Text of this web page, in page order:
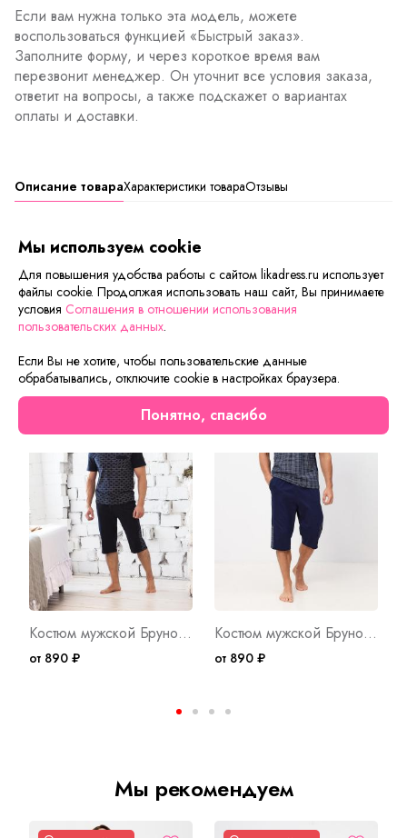
Если вам нужна только эта модель, можете
воспользоваться функцией «Быстрый заказ».
Заполните форму, и через короткое время вам
перезвонит менеджер. Он уточнит все условия заказа,
ответит на вопросы, а также подскажет о вариантах
оплаты и доставки.
Описание товараХарактеристики товараОтзывы
Пошив фирмой SARLI по заказу компанииLikadress.
Сейчас на сайте смотрят
Осталось мало
Костюм мужской Бруно Т Арт. 9223
от 890 ₽
Осталось мало
Костюм мужской Бруно С Арт. 9225
от 890 ₽
Мы рекомендуем
Мы используем cookie
Для повышения удобства работы с сайтом likadress.ru использует
файлы cookie. Продолжая использовать наш сайт, Вы принимаете
условия Соглашения в отношении использования
пользовательских данных.
Если Вы не хотите, чтобы пользовательские данные
обрабатывались, отключите cookie в настройках браузера.
Понятно, спасибо